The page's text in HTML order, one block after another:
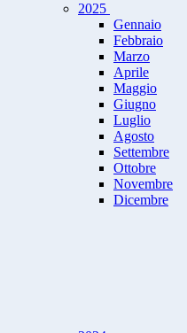
2025
Gennaio
Febbraio
Marzo
Aprile
Maggio
Giugno
Luglio
Agosto
Settembre
Ottobre
Novembre
Dicembre